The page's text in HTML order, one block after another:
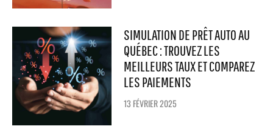
SIMULATION DE PRÊT AUTO AU
QUÉBEC : TROUVEZ LES
MEILLEURS TAUX ET COMPAREZ
LES PAIEMENTS
13 FÉVRIER 2025